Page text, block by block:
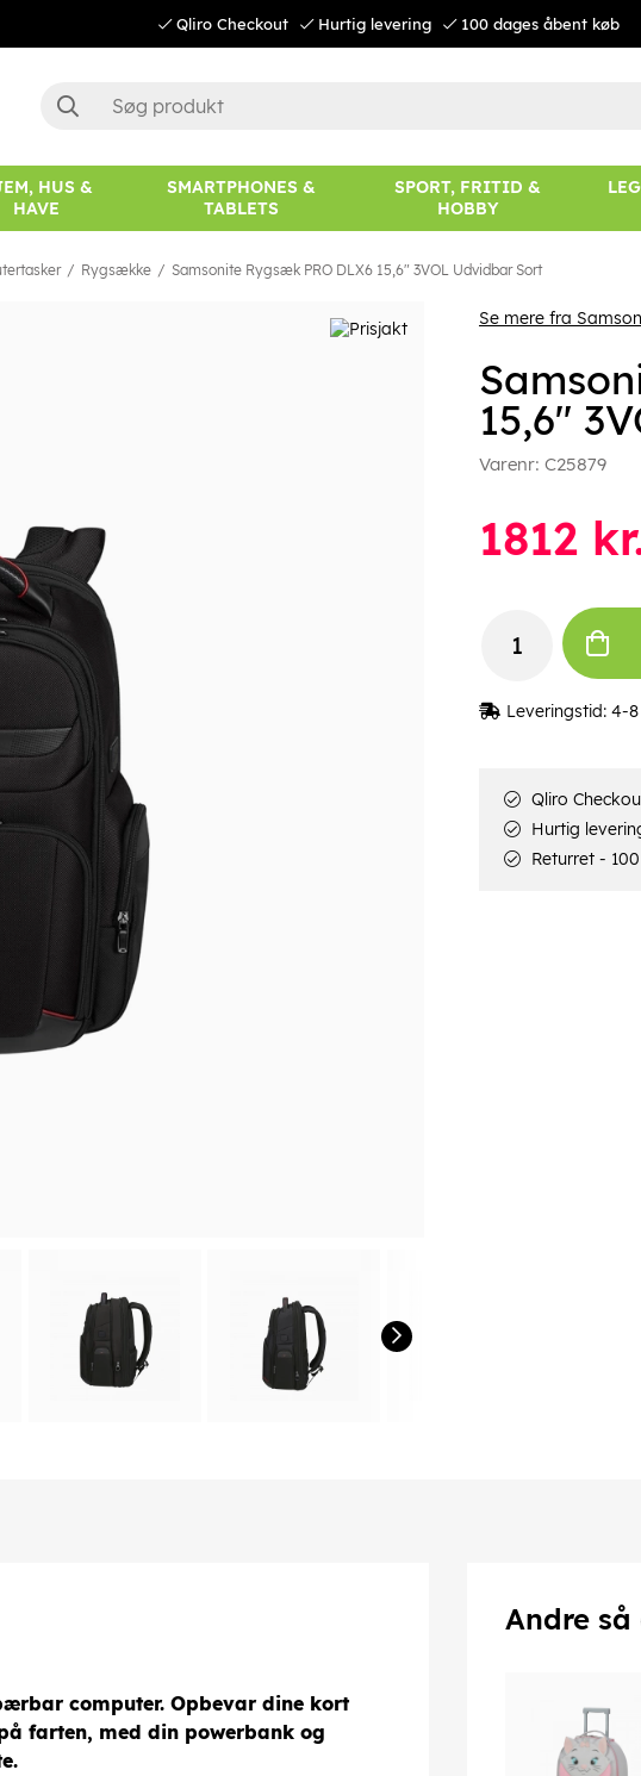
Qliro Checkout Hurtig levering 100 dages åbent køb
HUS &
HAVE
SMARTPHONES &
TABLETS
SPORT, FRITID &
HOBBY
Rygsække Samsonite Rygsæk PRO DLX6 15,6" 3VOL Udvidbar Sort
Se mere fra
15,6"
Varenr: C25879
1812
Leveringstid: 4-
Qliro
Hurtig
Returret -
computer. Opbevar dine kort
farten, med din powerbank og
Andre